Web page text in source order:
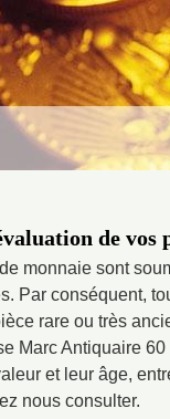
de vos
monnaie sont
Par conséquent,
rare ou très
Marc Antiquaire
et leur âge,
nous consulter.